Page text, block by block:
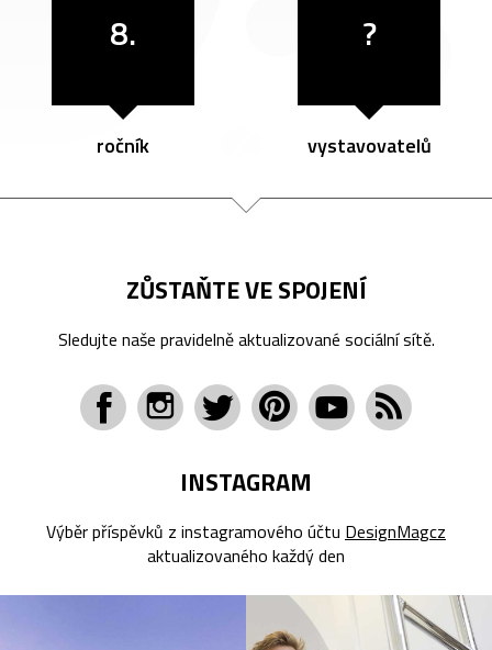
8.
ročník
?
vystavovatelů
ZŮSTAŇTE VE SPOJENÍ
Sledujte naše pravidelně aktualizované sociální sítě.
INSTAGRAM
Výběr příspěvků z instagramového účtu DesignMagcz
aktualizovaného každý den